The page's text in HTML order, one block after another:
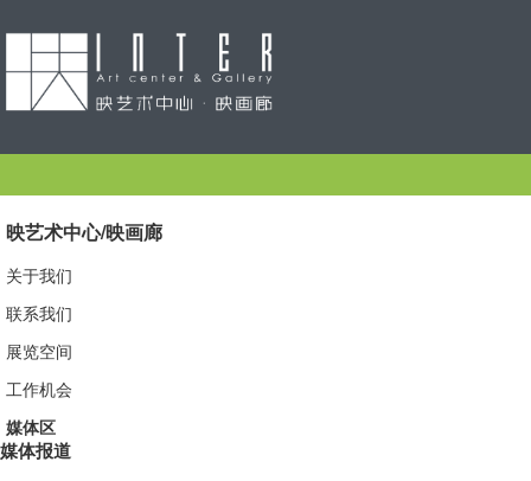
映艺术中心/映画廊
关于我们
联系我们
展览空间
工作机会
媒体区
媒体报道